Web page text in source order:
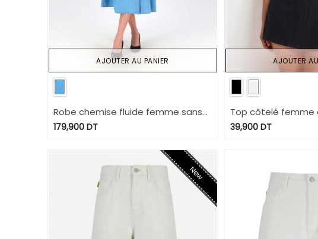
Robe chemise fluide femme sans
manche en jeans- CYLINE
179,900DT
AJOUTER AU PANIER
Top côtelé femme
39,900DT
AJOUTER
New